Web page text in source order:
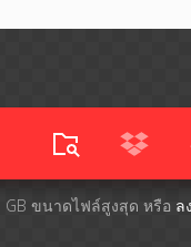
GB ขนาดไฟล์สูงสุด หรือ ล